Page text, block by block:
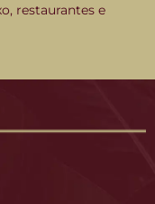
restaurantes e